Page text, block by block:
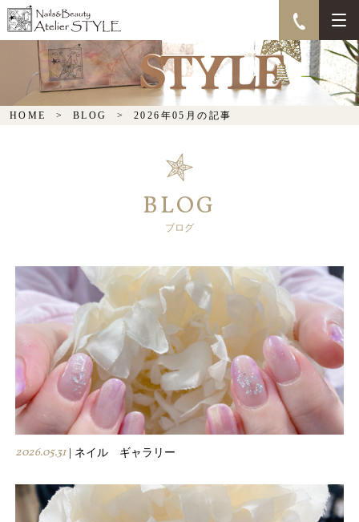
HOME BLOG 2026年05月の記事
BLOG
ブログ
2026.05.31| ネイル ギャラリー